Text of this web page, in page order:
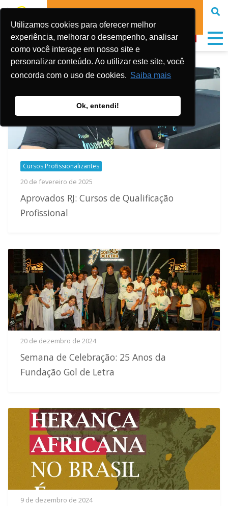
Utilizamos cookies para oferecer melhor
experiência, melhorar o desempenho, analisar
como você interage em nosso site e
personalizar conteúdo. Ao utilizar este site, você
concorda com o uso de cookies. Saiba mais
Ok, entendi!
DOE
#5028 (SEM
TÍTULO)
#5029 (SEM
TÍTULO)
Cursos Profissionalizantes
20 de fevereiro de 2025
Aprovados RJ: Cursos de Qualificação
Profissional
20 de dezembro de 2024
Semana de Celebração: 25 Anos da
Fundação Gol de Letra
9 de dezembro de 2024